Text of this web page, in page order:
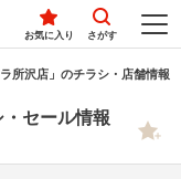
お気に入り さがす
所沢店」のチラシ・店舗情報
セール情報